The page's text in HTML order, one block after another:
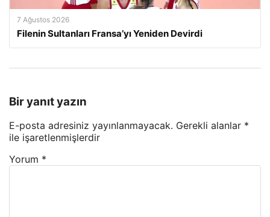
7 Ağustos 2026
Filenin Sultanları Fransa’yı Yeniden Devirdi
Bir yanıt yazın
E-posta adresiniz yayınlanmayacak. Gerekli alanlar *
ile işaretlenmişlerdir
Yorum *